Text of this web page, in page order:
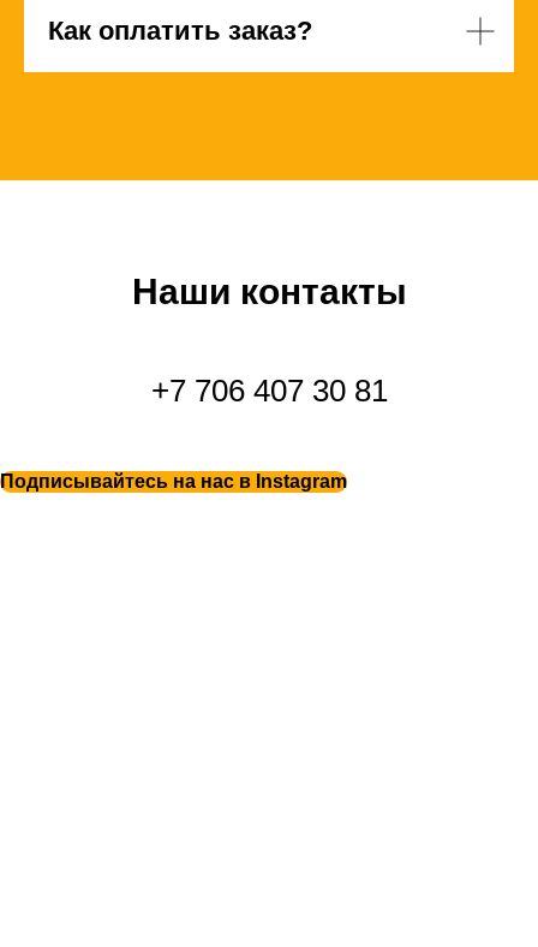
Как оплатить заказ?
Наши контакты
+7 706 407 30 81
Подписывайтесь на нас в Instagram